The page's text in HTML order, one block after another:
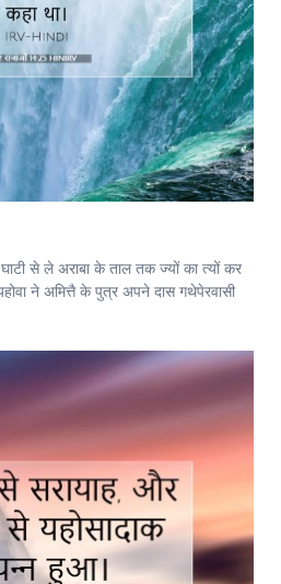
से ले अराबा के ताल तक ज्यों का त्यों कर
ने अमित्तै के पुत्र अपने दास गथेपेरवासी